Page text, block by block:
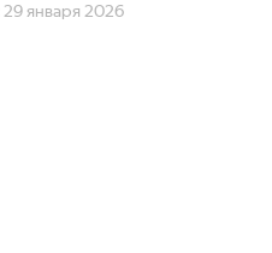
29 января 2026